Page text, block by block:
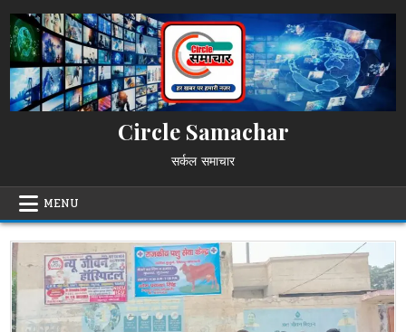
to
content
Circle Samachar
सर्कल समाचार
MENU